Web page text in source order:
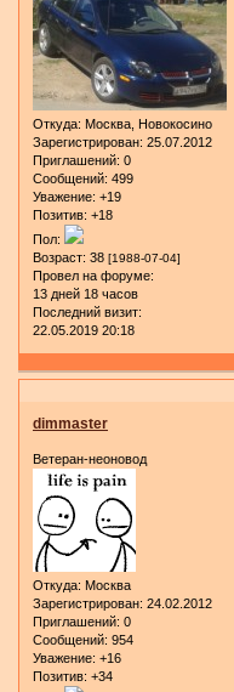
Откуда: Москва, Новокосино
Зарегистрирован: 25.07.2012
Приглашений: 0
Сообщений: 499
Уважение: +19
Позитив: +18
Пол:
Возраст: 38 [1988-07-04]
Провел на форуме:
13 дней 18 часов
Последний визит:
22.05.2019 20:18
dimmaster
Ветеран-неоновод
Откуда: Москва
Зарегистрирован: 24.02.2012
Приглашений: 0
Сообщений: 954
Уважение: +16
Позитив: +34